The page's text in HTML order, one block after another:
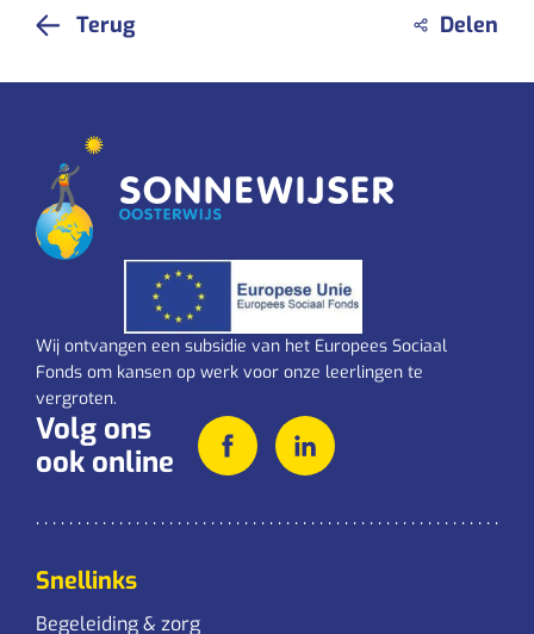
Terug
Wij ontvangen een subsidie van het Europees Sociaal
Fonds om kansen op werk voor onze leerlingen te
vergroten.
Volg ons
ook online
Snellinks
Begeleiding & zorg